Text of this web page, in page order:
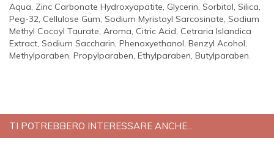
Aqua, Zinc Carbonate Hydroxyapatite, Glycerin, Sorbitol, Silica,
Peg-32, Cellulose Gum, Sodium Myristoyl Sarcosinate, Sodium
Methyl Cocoyl Taurate, Aroma, Citric Acid, Cetraria Islandica
Extract, Sodium Saccharin, Phenoxyethanol, Benzyl Acohol,
Methylparaben, Propylparaben, Ethylparaben, Butylparaben.
TI POTREBBERO INTERESSARE ANCHE...